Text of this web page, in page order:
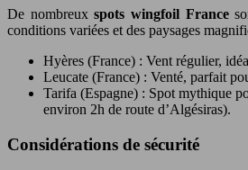
De nombreuxspots wingfoil France
conditions variées et des paysages
Hyères (France) : Vent régulier,
Leucate (France) : Venté, parfait
Tarifa (Espagne) : Spot mythique
environ 2h de route d’Algésiras).
Considérations de sécurité